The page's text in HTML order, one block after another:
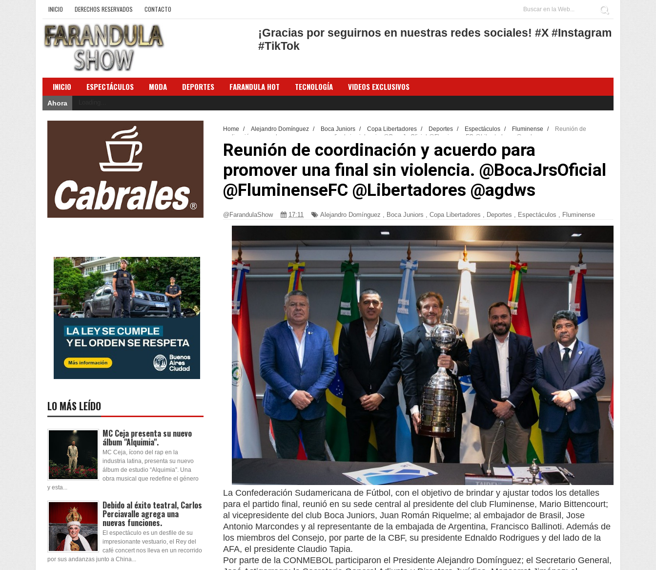
INICIO DERECHOS RESERVADOS CONTACTO
¡Gracias por seguirnos en nuestras redes sociales! #X #Instagram
#TikTok
INICIO ESPECTÁCULOS MODA DEPORTES FARANDULA HOT TECNOLOGÍA VIDEOS EXCLUSIVOS
Ahora
Home / Alejandro Domínguez / Boca Juniors / Copa Libertadores / Deportes / Espectáculos / Fluminense /
Reunión de
coordinación y acuerdo para promover una final sin violencia. @BocaJrsOficial @FluminenseFC @Libertadores @agdws
Reunión de coordinación y acuerdo para
promover una final sin violencia. @BocaJrsOficial
@FluminenseFC @Libertadores @agdws
@FarandulaShow 17:11 Alejandro Domínguez , Boca Juniors , Copa Libertadores , Deportes , Espectáculos , Fluminense
La Confederación Sudamericana de Fútbol, con el objetivo de brindar y ajustar todos los detalles
para el partido final, reunió en su sede central al presidente del club Fluminense, Mario Bittencourt;
al vicepresidente del club Boca Juniors, Juan Román Riquelme; al embajador de Brasil, Jose
Antonio Marcondes y al representante de la embajada de Argentina, Francisco Ballinoti. Además de
los miembros del Consejo, por parte de la CBF, su presidente Ednaldo Rodrigues y del lado de la
AFA, el presidente Claudio Tapia.
Por parte de la CONMEBOL participaron el Presidente Alejandro Domínguez; el Secretario General,
LO MÁS LEÍDO
MC Ceja presenta su nuevo
álbum "Alquimia".
MC Ceja, ícono del rap en la
industria latina, presenta su nuevo
álbum de estudio “Alquimia”. Una
obra musical que redefine el género
y esta...
Debido al éxito teatral, Carlos
Perciavalle agrega una
nuevas funciones.
El espectáculo es un desfile de su
impresionante vestuario, el Rey del
café concert nos lleva en un recorrido
por sus andanzas junto a China...